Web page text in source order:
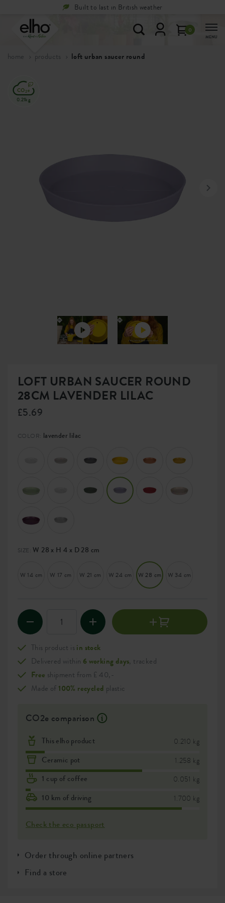
Built to last in British weather
0
MENU
home products loft urban saucer round
LOFT URBAN SAUCER ROUND
28CM LAVENDER LILAC
£5.69
COLOR: lavender lilac
SIZE: W 28 x H 4 x D 28 cm
W 14 cm W 17 cm W 21 cm W 24 cm W 28 cm W 34 cm
This product is in stock
Delivered within 6 working days, tracked
Free shipment from £ 40,-
Made of100% recycled plastic
CO2e comparison
This elho product 0.210 kg
Ceramic pot 1.258 kg
1 cup of coffee 0.051 kg
10 km of driving 1.700 kg
Check the eco passport
Order through online partners
Find a store
0.21kg